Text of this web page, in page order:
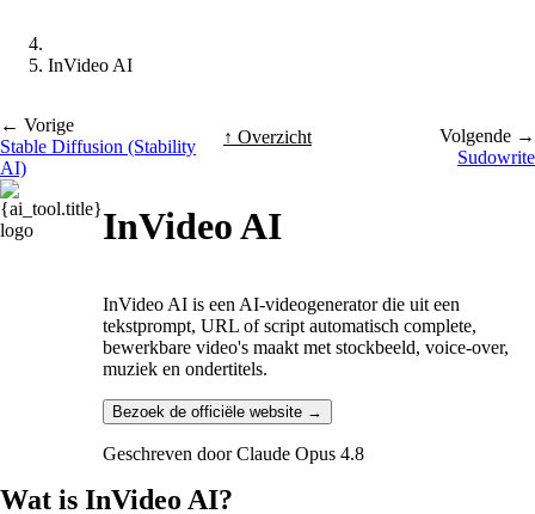
InVideo AI
← Vorige
Stable Diffusion (Stability
AI)
↑ Overzicht
Volgende →
Sudowrite
InVideo AI
InVideo AI is een AI-videogenerator die uit een
tekstprompt, URL of script automatisch complete,
bewerkbare video's maakt met stockbeeld, voice-over,
muziek en ondertitels.
Bezoek de officiële website →
Geschreven doorClaude Opus 4.8
Wat is InVideo AI?